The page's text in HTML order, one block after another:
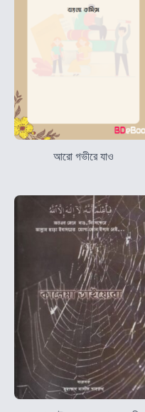
আরো গভীরে যাও